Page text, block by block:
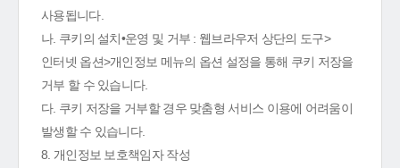
사용됩니다.
나. 쿠키의 설치•운영 및 거부 : 웹브라우저 상단의 도구>
인터넷 옵션>개인정보 메뉴의 옵션 설정을 통해 쿠키 저장을
거부 할 수 있습니다.
다. 쿠키 저장을 거부할 경우 맞춤형 서비스 이용에 어려움이
발생할 수 있습니다.
8. 개인정보 보호책임자 작성